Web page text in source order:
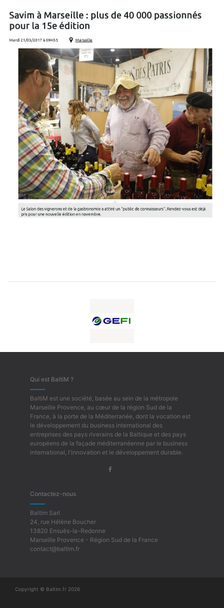
Qui est BaltiM ?
BaltiM est une société, basée au sein de la métropole
Marseille Provence, au cœur de la région Sud de la
France, à la porte de la Méditerranée, dont la vocation est
le développement du business international des
entreprises des pays riverains de la Baltique et des pays
européens de la façade méditerranéenne par le business
international, l'innovation et le développement durable.
Contactez-nous
Baltim Sarl
24, rue Hélène Boucher
13820 Ensuès-la-Redonne
Marseille Provence - Région Sud de la France
contact@baltim.fr
Copyright © Baltim.fr 2026